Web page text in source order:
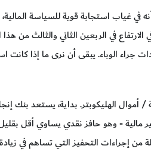
استجابة قوية للسياسة المالية،
في الارتفاع في الربعين الثاني والثالث
جراء الوباء. يبقى أن نرى ما إذا
أموال الهليكوبتر. بداية، يستعد بنك